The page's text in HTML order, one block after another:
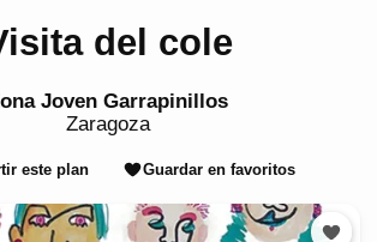
del cole
Joven Garrapinillos
Zaragoza
este plan Guardar en favoritos